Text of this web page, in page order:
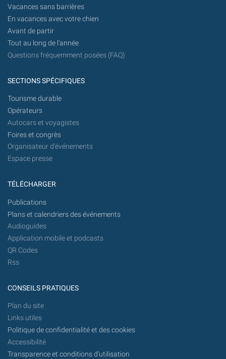
Vacances sans barrières
En vacances avec votre chien
Avant de partir
Tout au long de l'année
Questions fréquemment posées (FAQ)
SECTIONS SPÉCIFIQUES
Tourisme durable
Opérateurs
Autocars et voyagistes
Foires et congrès
Organisateur d'événements
Espace presse
TÉLÉCHARGER
Publications
Plans et calendriers des événements
Audioguides
Application mobile et podcasts
QR Codes
Rss
CONSEILS PRATIQUES
Plan du site
Links utiles
Politique de confidentialité et des cookies
Accessibilité
Transparence et conditions d'utilisation